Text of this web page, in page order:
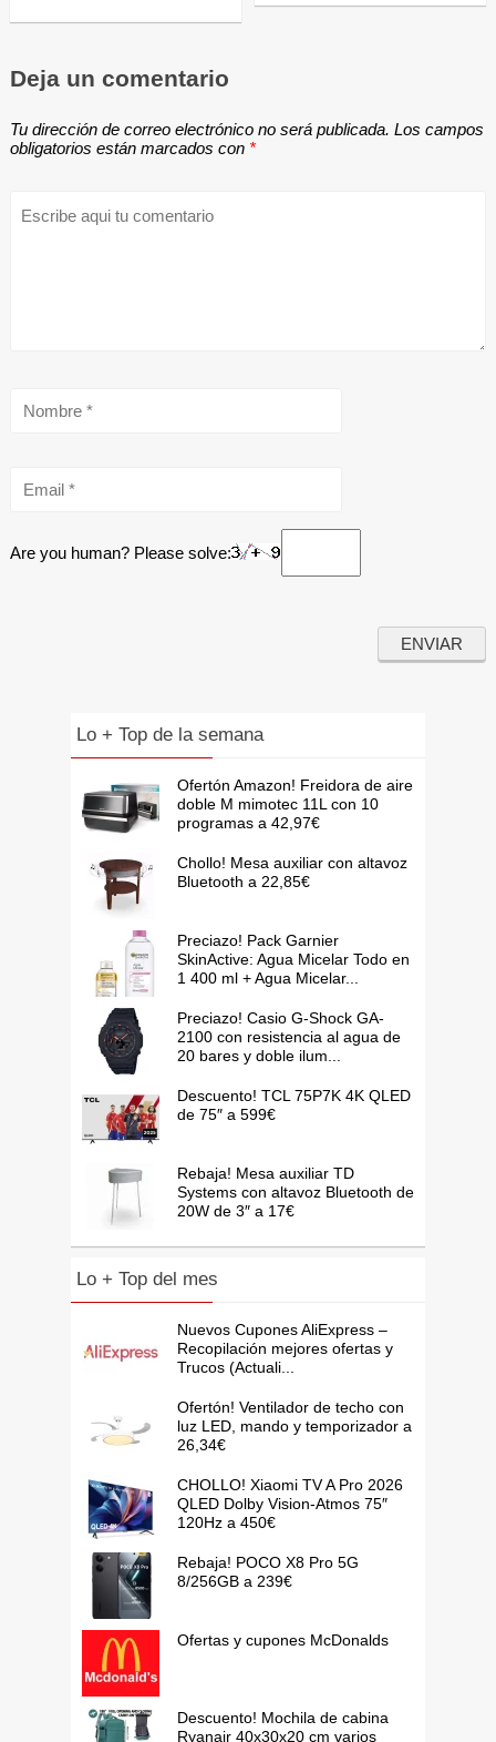
Deja un comentario
Tu dirección de correo electrónico no será publicada. Los campos
obligatorios están marcados con *
Are you human? Please solve:
Lo + Top de la semana
Ofertón Amazon! Freidora de aire
doble M mimotec 11L con 10
programas a 42,97€
Chollo! Mesa auxiliar con altavoz
Bluetooth a 22,85€
Preciazo! Pack Garnier
SkinActive: Agua Micelar Todo en
1 400 ml + Agua Micelar...
Preciazo! Casio G-Shock GA-
2100 con resistencia al agua de
20 bares y doble ilum...
Descuento! TCL 75P7K 4K QLED
de 75″ a 599€
Rebaja! Mesa auxiliar TD
Systems con altavoz Bluetooth de
20W de 3″ a 17€
Lo + Top del mes
Nuevos Cupones AliExpress –
Recopilación mejores ofertas y
Trucos (Actuali...
Ofertón! Ventilador de techo con
luz LED, mando y temporizador a
26,34€
CHOLLO! Xiaomi TV A Pro 2026
QLED Dolby Vision-Atmos 75″
120Hz a 450€
Rebaja! POCO X8 Pro 5G
8/256GB a 239€
Ofertas y cupones McDonalds
Descuento! Mochila de cabina
Ryanair 40x30x20 cm varios